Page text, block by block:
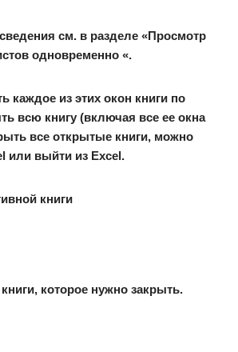
см. в разделе «Просмотр
одновременно «.
каждое из этих окон книги по
всю книгу (включая все ее окна
все открытые книги, можно
или выйти из Excel.
книги
которое нужно закрыть.